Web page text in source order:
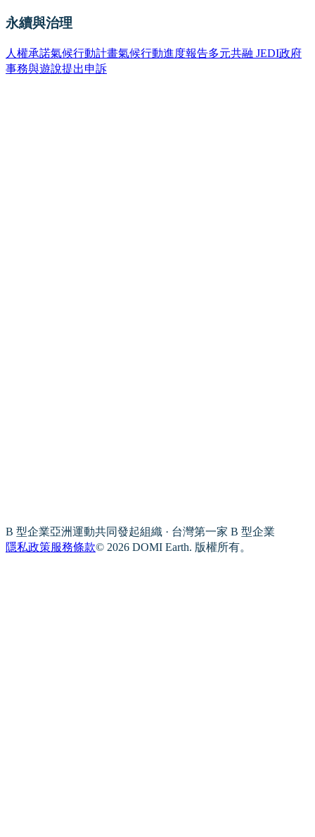
永續與治理
人權承諾氣候行動計畫氣候行動進度報告多元共融 JEDI政府
事務與遊說提出申訴
B 型企業亞洲運動共同發起組織 · 台灣第一家 B 型企業
隱私政策服務條款© 2026 DOMI Earth. 版權所有。